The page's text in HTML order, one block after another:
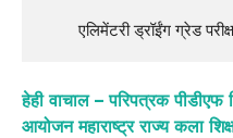
एलिमेंटरी ड्रॉईंग ग्रेड
हेही वाचाल – परिपत्रक
आयोजन महाराष्ट्र राज्य कला